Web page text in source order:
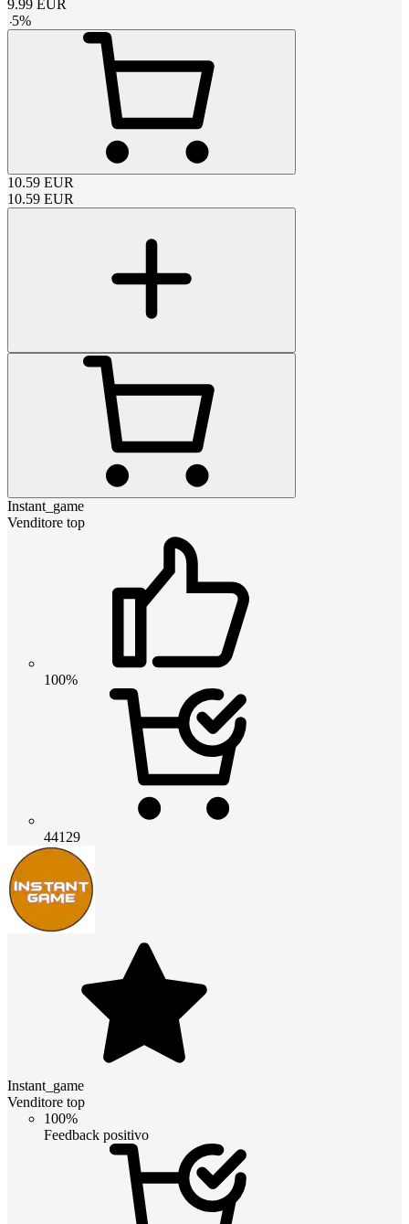
9.99 EUR
-5%
10.59 EUR
10.59 EUR
Instant_game
Venditore top
100%
44129
Instant_game
Venditore top
100%
Feedback positivo